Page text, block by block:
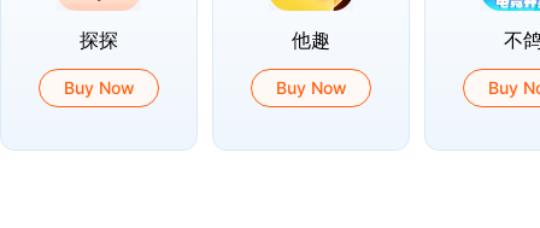
探探
Buy Now
他趣
Buy Now
不
Buy